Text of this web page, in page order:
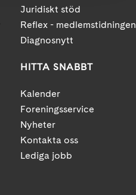
Juridiskt stöd
Reflex - medlemstidningen
Diagnosnytt
HITTA SNABBT
Kalender
Foreningsservice
Nyheter
Kontakta oss
Lediga jobb